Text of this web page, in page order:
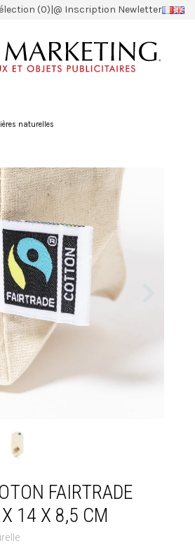
(0)|@ Inscription Newletter
naturelles
FAIRTRADE
14 X 8,5 CM